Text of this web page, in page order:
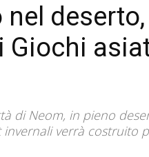
nel
Giochi
di Neom, in pieno
verrà costruito